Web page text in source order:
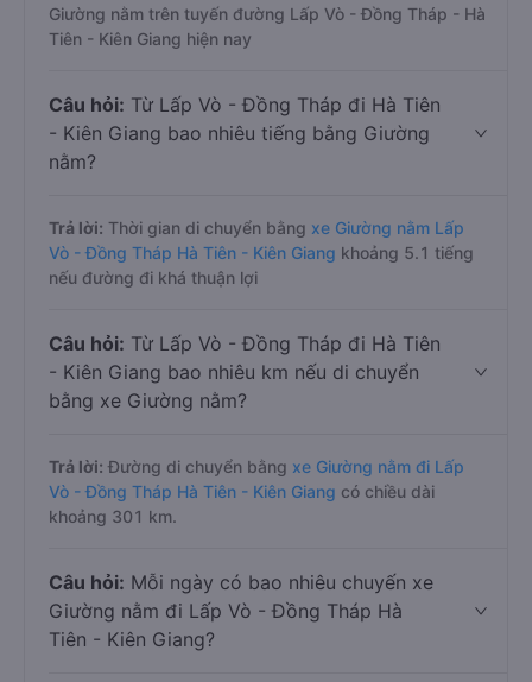
Giường nằm trên tuyến đường Lấp Vò - Đồng Tháp - Hà
Tiên - Kiên Giang hiện nay
Câu hỏi: Từ Lấp Vò - Đồng Tháp đi Hà Tiên
- Kiên Giang bao nhiêu tiếng bằng Giường
nằm?
Trả lời: Thời gian di chuyển bằng xe Giường nằm Lấp
Vò - Đồng Tháp Hà Tiên - Kiên Giang khoảng 5.1 tiếng
nếu đường đi khá thuận lợi
Câu hỏi: Từ Lấp Vò - Đồng Tháp đi Hà Tiên
- Kiên Giang bao nhiêu km nếu di chuyển
bằng xe Giường nằm?
Trả lời: Đường di chuyển bằng xe Giường nằm đi Lấp
Vò - Đồng Tháp Hà Tiên - Kiên Giang có chiều dài
khoảng 301 km.
Câu hỏi: Mỗi ngày có bao nhiêu chuyến xe
Giường nằm đi Lấp Vò - Đồng Tháp Hà
Tiên - Kiên Giang?